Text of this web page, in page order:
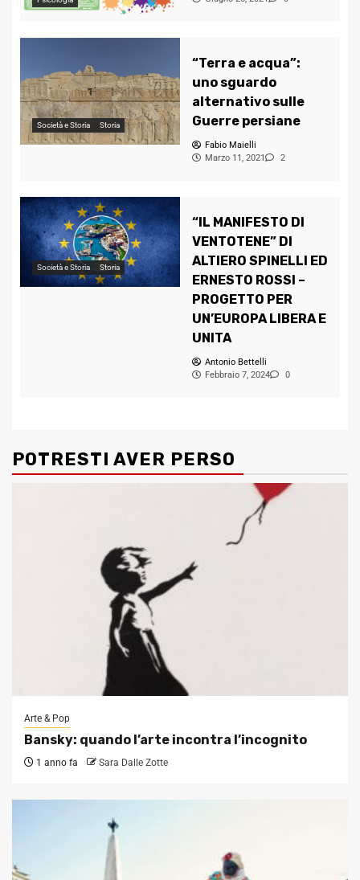
Società e Storia Storia
“Terra e acqua”:
uno sguardo
alternativo sulle
Guerre persiane
Fabio Maielli
Marzo 11, 2021
2
Società e Storia Storia
“IL MANIFESTO DI
VENTOTENE” DI
ALTIERO SPINELLI ED
ERNESTO ROSSI –
PROGETTO PER
UN’EUROPA LIBERA E
UNITA
Antonio Bettelli
Febbraio 7, 2024
0
POTRESTI AVER PERSO
Arte & Pop
Bansky: quando l’arte incontra l’incognito
1 anno fa Sara Dalle Zotte